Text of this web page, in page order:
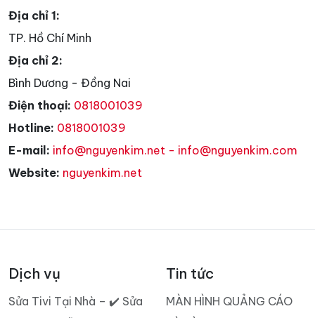
Địa chỉ 1:
TP. Hồ Chí Minh
Địa chỉ 2:
Bình Dương - Đồng Nai
Điện thoại: 0818001039
Hotline: 0818001039
E-mail: info@nguyenkim.net - info@nguyenkim.com
Website: nguyenkim.net
Dịch vụ
Sửa Tivi Tại Nhà – ✔️ Sửa
Tin tức
MÀN HÌNH QUẢNG CÁO